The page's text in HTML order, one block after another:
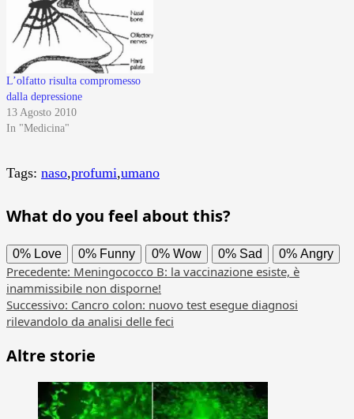
L’olfatto risulta compromesso
dalla depressione
13 Agosto 2010
In "Medicina"
Tags: naso,profumi,umano
What do you feel about this?
0% Love 0% Funny 0% Wow 0% Sad 0% Angry
Navigazione
articolo
Precedente: Meningococco B: la vaccinazione esiste, è
inammissibile non disporne!
Successivo: Cancro colon: nuovo test esegue diagnosi
rilevandolo da analisi delle feci
Altre storie